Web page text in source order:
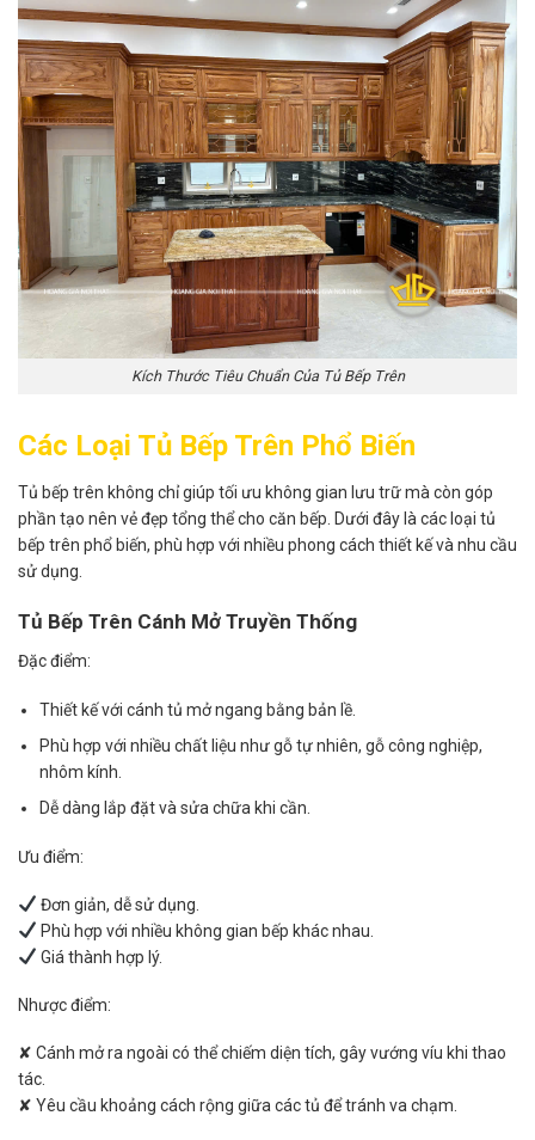
Kích Thước Tiêu Chuẩn Của Tủ Bếp Trên
Các Loại Tủ Bếp Trên Phổ Biến
Tủ bếp trên không chỉ giúp tối ưu không gian lưu trữ mà còn góp
phần tạo nên vẻ đẹp tổng thể cho căn bếp. Dưới đây là các loại tủ
bếp trên phổ biến, phù hợp với nhiều phong cách thiết kế và nhu cầu
sử dụng.
Tủ Bếp Trên Cánh Mở Truyền Thống
Đặc điểm:
Thiết kế với cánh tủ mở ngang bằng bản lề.
Phù hợp với nhiều chất liệu như gỗ tự nhiên, gỗ công nghiệp,
nhôm kính.
Dễ dàng lắp đặt và sửa chữa khi cần.
Ưu điểm:
Đơn giản, dễ sử dụng.
Phù hợp với nhiều không gian bếp khác nhau.
Giá thành hợp lý.
Nhược điểm:
✘ Cánh mở ra ngoài có thể chiếm diện tích, gây vướng víu khi thao
tác.
✘ Yêu cầu khoảng cách rộng giữa các tủ để tránh va chạm.